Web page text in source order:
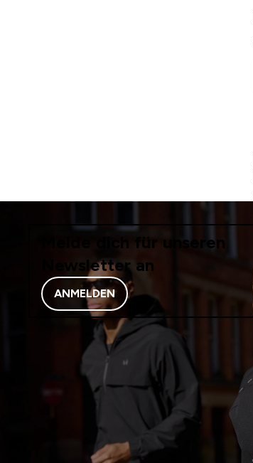
Melde dich für unseren
Newsletter an
ANMELDEN